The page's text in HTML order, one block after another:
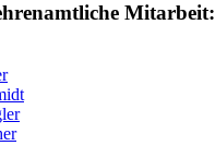
Mitarbeit: